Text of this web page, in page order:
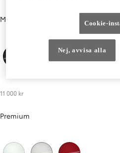
Metallic
11 000 kr
Premium
Cookie-
Nej, avvisa alla